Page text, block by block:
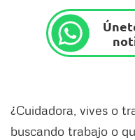
¿Cuidadora, vives o
buscando trabajo o